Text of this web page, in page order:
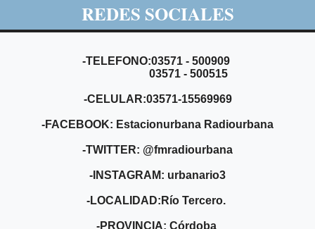
REDES SOCIALES
-TELEFONO:03571 - 500909
03571 - 500515
-CELULAR:03571-15569969
-FACEBOOK: Estacionurbana Radiourbana
-TWITTER: @fmradiourbana
-INSTAGRAM: urbanario3
-LOCALIDAD:Río Tercero.
-PROVINCIA: Córdoba